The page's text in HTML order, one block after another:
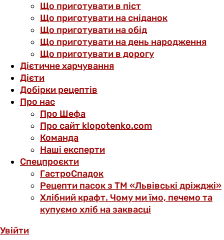
Що приготувати в піст
Що приготувати на сніданок
Що приготувати на обід
Що приготувати на день народження
Що приготувати в дорогу
Дієтичне харчування
Дієти
Добірки рецептів
Про нас
Про Шефа
Про сайт klopotenko.com
Команда
Наші експерти
Спецпроєкти
ГастроСпадок
Рецепти пасок з ТМ «Львівські дріжджі»
Хлібний крафт. Чому ми їмо, печемо та
купуємо хліб на заквасці
Увійти